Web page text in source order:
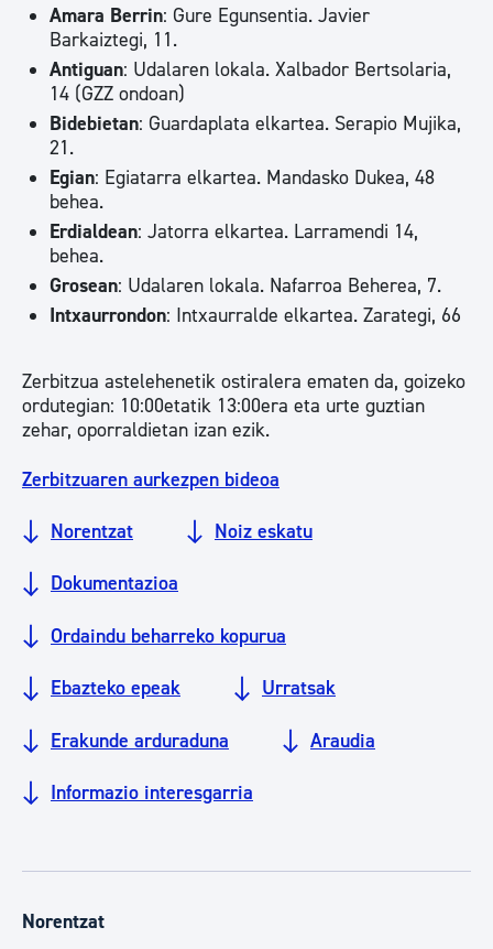
Amara Berrin: Gure Egunsentia. Javier
Barkaiztegi, 11.
Antiguan: Udalaren lokala. Xalbador Bertsolaria,
14 (GZZ ondoan)
Bidebietan: Guardaplata elkartea. Serapio Mujika,
21.
Egian: Egiatarra elkartea. Mandasko Dukea, 48
behea.
Erdialdean: Jatorra elkartea. Larramendi 14,
behea.
Grosean: Udalaren lokala. Nafarroa Beherea, 7.
Intxaurrondon: Intxaurralde elkartea. Zarategi, 66
Zerbitzua astelehenetik ostiralera ematen da, goizeko
ordutegian: 10:00etatik 13:00era eta urte guztian
zehar, oporraldietan izan ezik.
Zerbitzuaren aurkezpen bideoa
Norentzat Noiz eskatu
Dokumentazioa
Ordaindu beharreko kopurua
Ebazteko epeak Urratsak
Erakunde arduraduna Araudia
Informazio interesgarria
Norentzat